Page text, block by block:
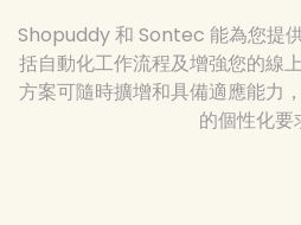
Shopuddy 和 Sontec 能為您提
括自動化工作流程及增強您的線
方案可隨時擴增和具備適應能力
的個性化要